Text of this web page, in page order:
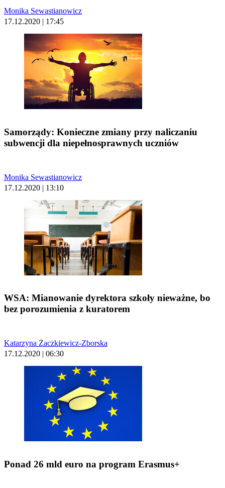
Monika Sewastianowicz
17.12.2020 | 17:45
Samorządy: Konieczne zmiany przy naliczaniu
subwencji dla niepełnosprawnych uczniów
Monika Sewastianowicz
17.12.2020 | 13:10
WSA: Mianowanie dyrektora szkoły nieważne, bo
bez porozumienia z kuratorem
Katarzyna Żaczkiewicz-Zborska
17.12.2020 | 06:30
Ponad 26 mld euro na program Erasmus+